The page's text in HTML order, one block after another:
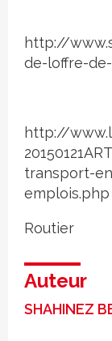
http://
de-loffre-
http://
transport-
emplois.php
Routier
Auteur
SHAHINEZ